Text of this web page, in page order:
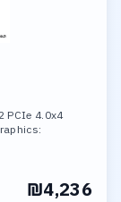
PCIe 4.0x4
₪4,236